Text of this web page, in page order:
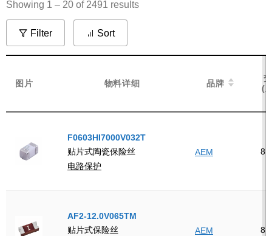
Showing 1 – 20 of 2491 results
Filter Sort
图片 物料详细 品牌
(
图片 物料详细 品牌
(
F0603HI7000V032T
贴片式陶瓷保险丝
电路保护
AEM 8
AF2-12.0V065TM
贴片式保险丝
AEM 8